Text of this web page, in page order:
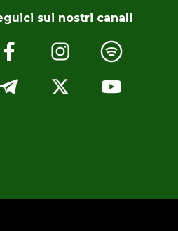
sui nostri canali